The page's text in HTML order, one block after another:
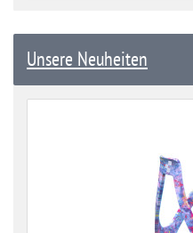
Unsere Neuheiten